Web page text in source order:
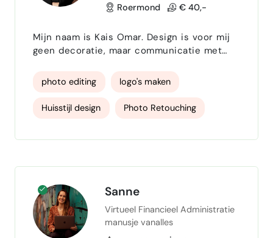
Roermond
€ 40,-
Mijn naam is Kais Omar. Design is voor mij
geen decoratie, maar communicatie met
merken zich helder, herkenbaar en
professioneel te presenteren. Ik vertaal
ideeën en doelen naar visuele oplossingen
die niet alleen aantrekkelijk, maar ook
een complete merkidentiteit, content voor
photo editing logo's maken
Huisstijl design Photo Retouching
Sanne
Virtueel Financieel Administratie
manusje vanalles